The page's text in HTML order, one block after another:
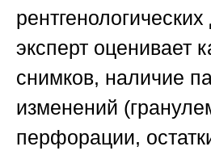
эксперт оценивает
снимков, наличие
изменений
перфорации,